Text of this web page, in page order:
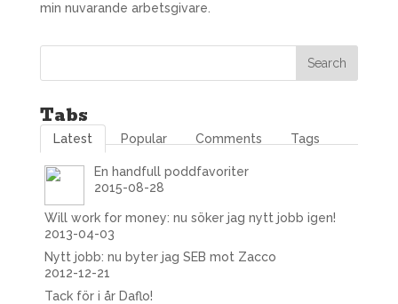
min nuvarande arbetsgivare.
Tabs
Latest Popular Comments Tags
En handfull poddfavoriter
2015-08-28
Will work for money: nu söker jag nytt jobb igen!
2013-04-03
Nytt jobb: nu byter jag SEB mot Zacco
2012-12-21
Tack för i år Daflo!